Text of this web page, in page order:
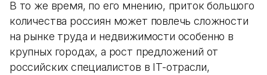
В то же время, по его мнению, приток большого
количества россиян может повлечь сложности
на рынке труда и недвижимости особенно в
крупных городах, а рост предложений от
российских специалистов в IT-отрасли,